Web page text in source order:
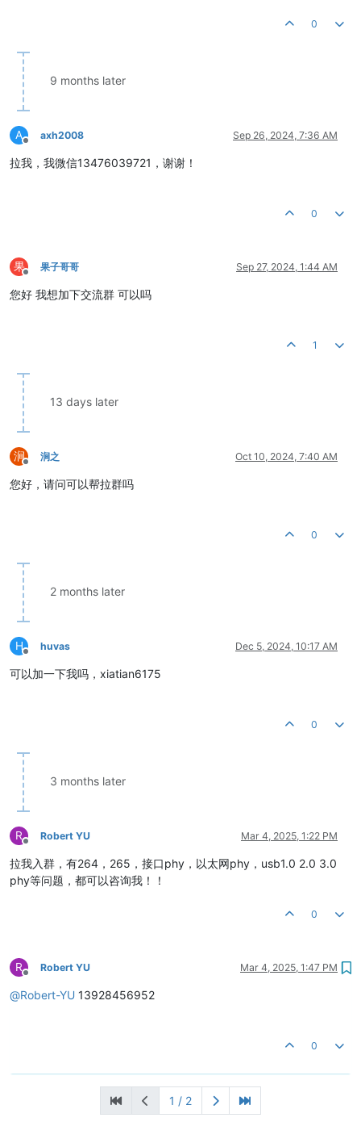
0
9 months later
A
Offline
axh2008 Sep 26, 2024, 7:36 AM
拉我，我微信13476039721，谢谢！
0
果
Offline
果子哥哥 Sep 27, 2024, 1:44 AM
您好 我想加下交流群 可以吗
1
13 days later
涧
Offline
涧之 Oct 10, 2024, 7:40 AM
您好，请问可以帮拉群吗
0
2 months later
H
Offline
huvas Dec 5, 2024, 10:17 AM
可以加一下我吗，xiatian6175
0
3 months later
R
Offline
Robert YU Mar 4, 2025, 1:22 PM
拉我入群，有264，265，接口phy，以太网phy，usb1.0 2.0 3.0
phy等问题，都可以咨询我！！
0
R
Offline
Robert YU Mar 4, 2025, 1:47 PM
@Robert-YU 13928456952
0
1 / 2